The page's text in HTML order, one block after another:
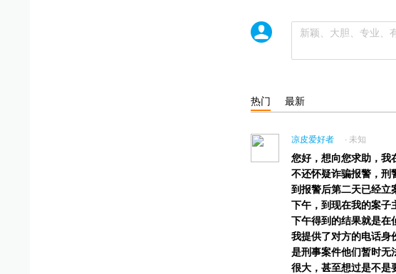
热门 最新
凉皮爱好者 ∙ 未知
您好，想向您求助，我
不还怀疑诈骗报警，刑
到报警后第二天已经立
下午，到现在我的案子
下午得到的结果就是在
我提供了对方的电话身
是刑事案件他们暂时无
很大，甚至想过是不是